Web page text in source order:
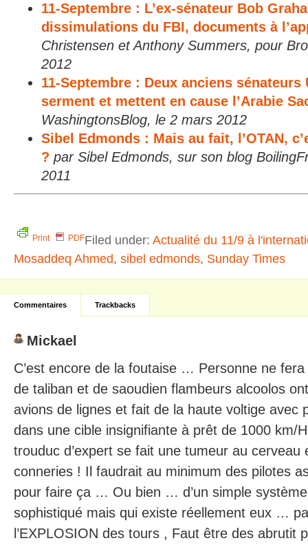
11-Septembre : L’ex-sénateur Bob
dissimulations du FBI, documents à
Christensen et Anthony Summers, pour
2012
11-Septembre : Deux anciens sénateurs
serment et mettent en cause l’Arabie
WashingtonsBlog, le 2 mars 2012
Sibel Edmonds : Mais au fait, l’OTAN,
? par Sibel Edmonds, sur son blog
2011
Print PDFFiled under: Actualité du 11/9 à
Mosaddeq Ahmed, sibel edmonds, Sunday Times
Commentaires Trackbacks
Mickael
C’est encore de la foutaise … Personne ne fera
de taliban et de saoudien flambeurs alcoolos
avions de lignes et fait de la haute voltige avec
dans une cible insignifiante à prêt de 1000 km/
trouduc d’expert se fait une tumeur au cerveau
conneries ! Il faudrait au minimum des pilotes
pour faire ça … Ou bien … d’un simple
sophistiqué mais qui existe réellement eux …
l’EXPLOSION des tours , Faut être des abrutit